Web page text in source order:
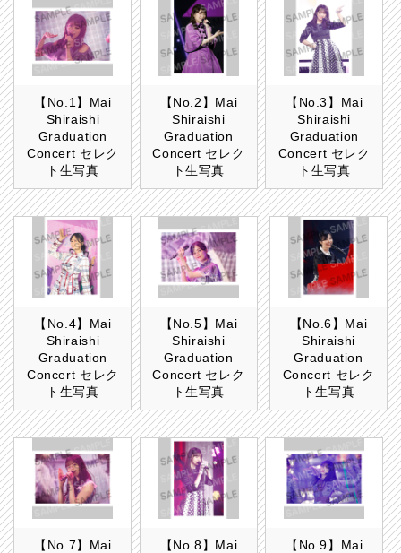
【No.1】Mai
Shiraishi
Graduation
Concert セレク
ト生写真
【No.2】Mai
Shiraishi
Graduation
Concert セレク
ト生写真
【No.3】Mai
Shiraishi
Graduation
Concert セレク
ト生写真
【No.4】Mai
Shiraishi
Graduation
Concert セレク
ト生写真
【No.5】Mai
Shiraishi
Graduation
Concert セレク
ト生写真
【No.6】Mai
Shiraishi
Graduation
Concert セレク
ト生写真
【No.7】Mai
【No.8】Mai
【No.9】Mai